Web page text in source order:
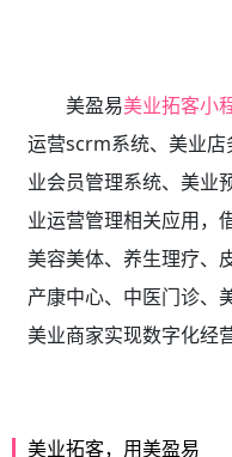
美盈易美业拓客小
运营scrm系统、 美业店
业会员管理系统、美业
业运营管理相关应用，
美容美体、养生理疗、
产康中心、中医门诊、
美业商家实现数字化经
美业拓客，用美盈易